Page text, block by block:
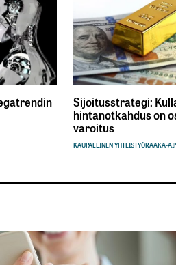
Sijoitusstrategi:
hintanotkahdus on
varoitus
KAUPALLINEN YHTEISTYÖRAAKA-